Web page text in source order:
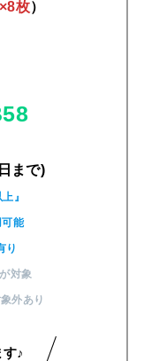
枚）
まで)
』
可能
り
対象
外あり
♪